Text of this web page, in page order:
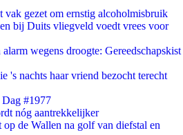
vak gezet om ernstig alcoholmisbruik
bij Duits vliegveld voedt vrees voor
alarm wegens droogte: Gereedschapskist
's nachts haar vriend bezocht terecht
Dag #1977
nóg aantrekkelijker
de Wallen na golf van diefstal en